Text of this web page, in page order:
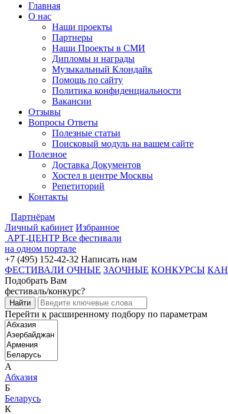
Главная
О нас
Наши проекты
Партнеры
Наши Проекты в СМИ
Дипломы и награды
Музыкальный Клондайк
Помощь по сайту
Политика конфиденциальности
Вакансии
Отзывы
Вопросы Ответы
Полезные статьи
Поисковый модуль на вашем сайте
Полезное
Доставка Документов
Хостел в центре Москвы
Репетиторий
Контакты
Партнёрам
Личный кабинет Избранное
АРТ-ЦЕНТР Все фестивали
на одном портале
+7 (495) 152-42-32 Написать нам
ФЕСТИВАЛИ ОЧНЫЕ ЗАОЧНЫЕ КОНКУРСЫ
Подобрать Вам
фестиваль/конкурс?
Перейти к расширенному подбору по параметрам
А
Абхазия
Б
Беларусь
К